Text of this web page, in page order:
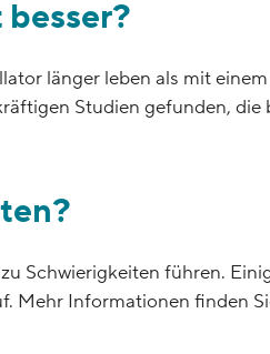
länger leben als mit
Studien gefunden, die
Schwierigkeiten führen.
Mehr Informationen finden